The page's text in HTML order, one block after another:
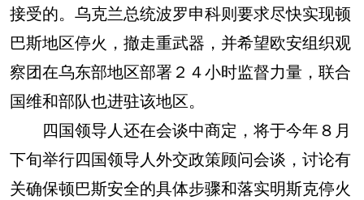
接受的。乌克兰总统波罗申科则要求尽快实现顿
巴斯地区停火，撤走重武器，并希望欧安组织观
察团在乌东部地区部署２４小时监督力量，联合
国维和部队也进驻该地区。
四国领导人还在会谈中商定，将于今年８月
下旬举行四国领导人外交政策顾问会谈，讨论有
关确保顿巴斯安全的具体步骤和落实明斯克停火